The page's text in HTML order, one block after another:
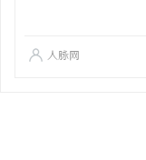
人脉网